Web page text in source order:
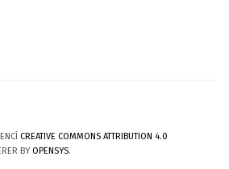
CREATIVE COMMONS ATTRIBUTION 4.0
BYOPENSYS.